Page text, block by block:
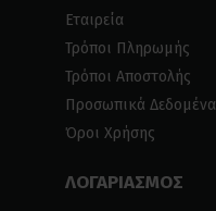
Εταιρεία
Τρόποι Πληρωμής
Τρόποι Αποστολής
Προσωπικά Δεδομένα
Όροι Χρήσης
ΛΟΓΑΡΙΑΣΜΟΣ